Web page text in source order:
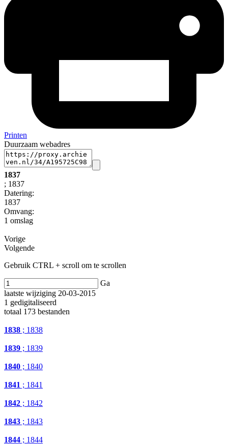
Printen
Duurzaam webadres
1837
; 1837
Datering:
1837
Omvang:
1 omslag
Vorige
Volgende
Gebruik CTRL + scroll om te scrollen
Ga
laatste wijziging 20-03-2015
1 gedigitaliseerd
totaal 173 bestanden
1838 ; 1838
1839 ; 1839
1840 ; 1840
1841 ; 1841
1842 ; 1842
1843 ; 1843
1844 ; 1844